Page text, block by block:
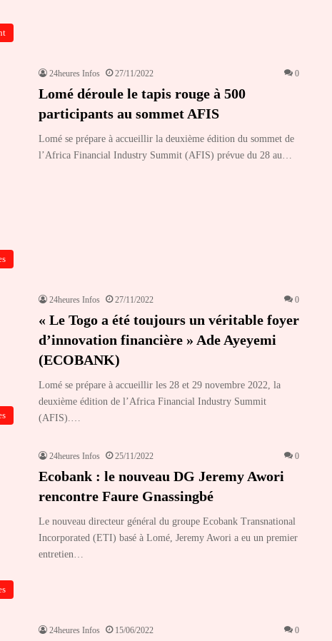
24heures Infos 27/11/2022 0
Lomé déroule le tapis rouge à 500
participants au sommet AFIS
Lomé se prépare à accueillir la deuxième édition du sommet de
l’Africa Financial Industry Summit (AFIS) prévue du 28 au…
24heures Infos 27/11/2022 0
« Le Togo a été toujours un véritable foyer
d’innovation financière » Ade Ayeyemi
(ECOBANK)
Lomé se prépare à accueillir les 28 et 29 novembre 2022, la
deuxième édition de l’Africa Financial Industry Summit
(AFIS).…
24heures Infos 25/11/2022 0
Ecobank : le nouveau DG Jeremy Awori
rencontre Faure Gnassingbé
Le nouveau directeur général du groupe Ecobank Transnational
Incorporated (ETI) basé à Lomé, Jeremy Awori a eu un premier
entretien…
24heures Infos 15/06/2022 0